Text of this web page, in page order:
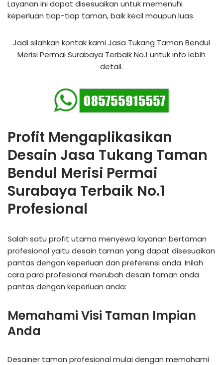
Layanan ini dapat disesuaikan untuk memenuhi
keperluan tiap-tiap taman, baik kecil maupun luas.
Jadi silahkan kontak kami Jasa Tukang Taman Bendul
Merisi Permai Surabaya Terbaik No.1 untuk info lebih
detail.
Profit Mengaplikasikan
Desain Jasa Tukang Taman
Bendul Merisi Permai
Surabaya Terbaik No.1
Profesional
Salah satu profit utama menyewa layanan bertaman
profesional yaitu desain taman yang dapat disesuaikan
pantas dengan keperluan dan preferensi anda. Inilah
cara para profesional merubah desain taman anda
pantas dengan keperluan anda:
Memahami Visi Taman Impian
Anda
Desainer taman profesional mulai dengan memahami